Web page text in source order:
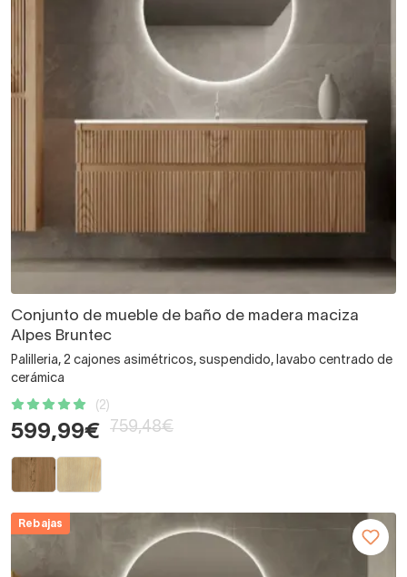
Conjunto de mueble de baño de madera maciza
Alpes Bruntec
Palilleria, 2 cajones asimétricos, suspendido, lavabo centrado de
cerámica
(2)
599,99€ 759,48€
Rebajas